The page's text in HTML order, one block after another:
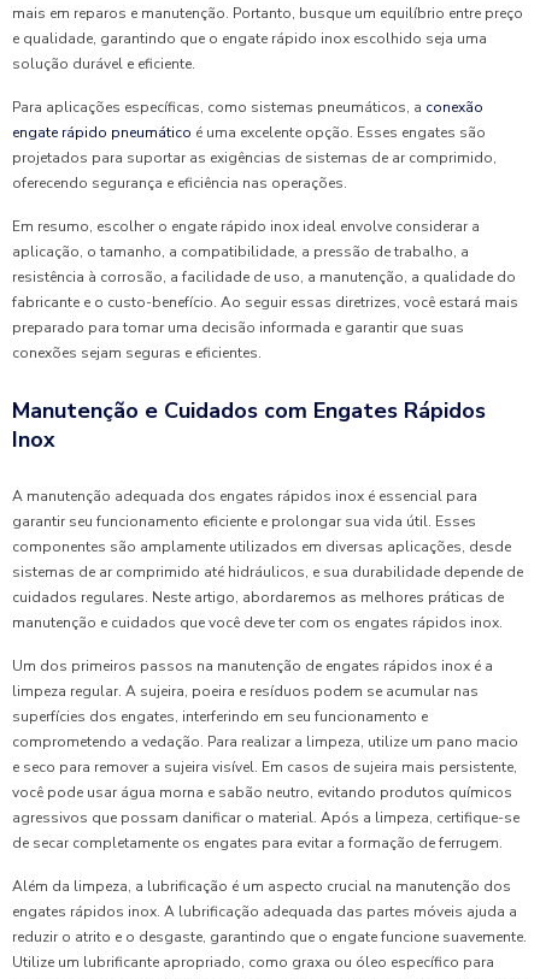
mais em reparos e manutenção. Portanto, busque um equilíbrio entre preço
e qualidade, garantindo que o engate rápido inox escolhido seja uma
solução durável e eficiente.
Para aplicações específicas, como sistemas pneumáticos, a conexão
engate rápido pneumático é uma excelente opção. Esses engates são
projetados para suportar as exigências de sistemas de ar comprimido,
oferecendo segurança e eficiência nas operações.
Em resumo, escolher o engate rápido inox ideal envolve considerar a
aplicação, o tamanho, a compatibilidade, a pressão de trabalho, a
resistência à corrosão, a facilidade de uso, a manutenção, a qualidade do
fabricante e o custo-benefício. Ao seguir essas diretrizes, você estará mais
preparado para tomar uma decisão informada e garantir que suas
conexões sejam seguras e eficientes.
Manutenção e Cuidados com Engates Rápidos
Inox
A manutenção adequada dos engates rápidos inox é essencial para
garantir seu funcionamento eficiente e prolongar sua vida útil. Esses
componentes são amplamente utilizados em diversas aplicações, desde
sistemas de ar comprimido até hidráulicos, e sua durabilidade depende de
cuidados regulares. Neste artigo, abordaremos as melhores práticas de
manutenção e cuidados que você deve ter com os engates rápidos inox.
Um dos primeiros passos na manutenção de engates rápidos inox é a
limpeza regular. A sujeira, poeira e resíduos podem se acumular nas
superfícies dos engates, interferindo em seu funcionamento e
comprometendo a vedação. Para realizar a limpeza, utilize um pano macio
e seco para remover a sujeira visível. Em casos de sujeira mais persistente,
você pode usar água morna e sabão neutro, evitando produtos químicos
agressivos que possam danificar o material. Após a limpeza, certifique-se
de secar completamente os engates para evitar a formação de ferrugem.
Além da limpeza, a lubrificação é um aspecto crucial na manutenção dos
engates rápidos inox. A lubrificação adequada das partes móveis ajuda a
reduzir o atrito e o desgaste, garantindo que o engate funcione suavemente.
Utilize um lubrificante apropriado, como graxa ou óleo específico para